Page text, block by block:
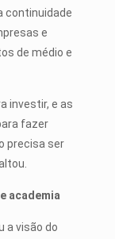
continuidade
e
de médio e
investir, e as
fazer
precisa ser
academia
a visão do